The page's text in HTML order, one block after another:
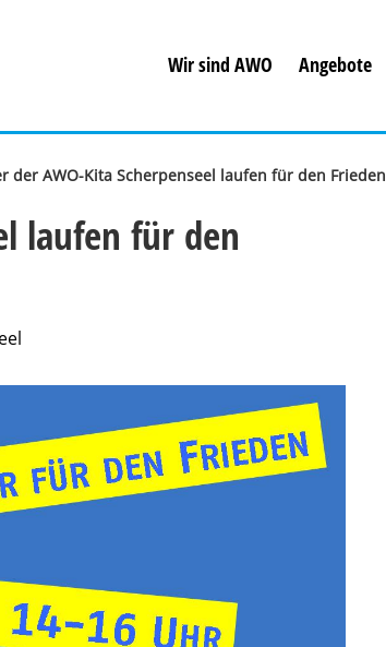
Wir sind AWO Angebote
der AWO-Kita Scherpenseel laufen für den Frieden
laufen für den